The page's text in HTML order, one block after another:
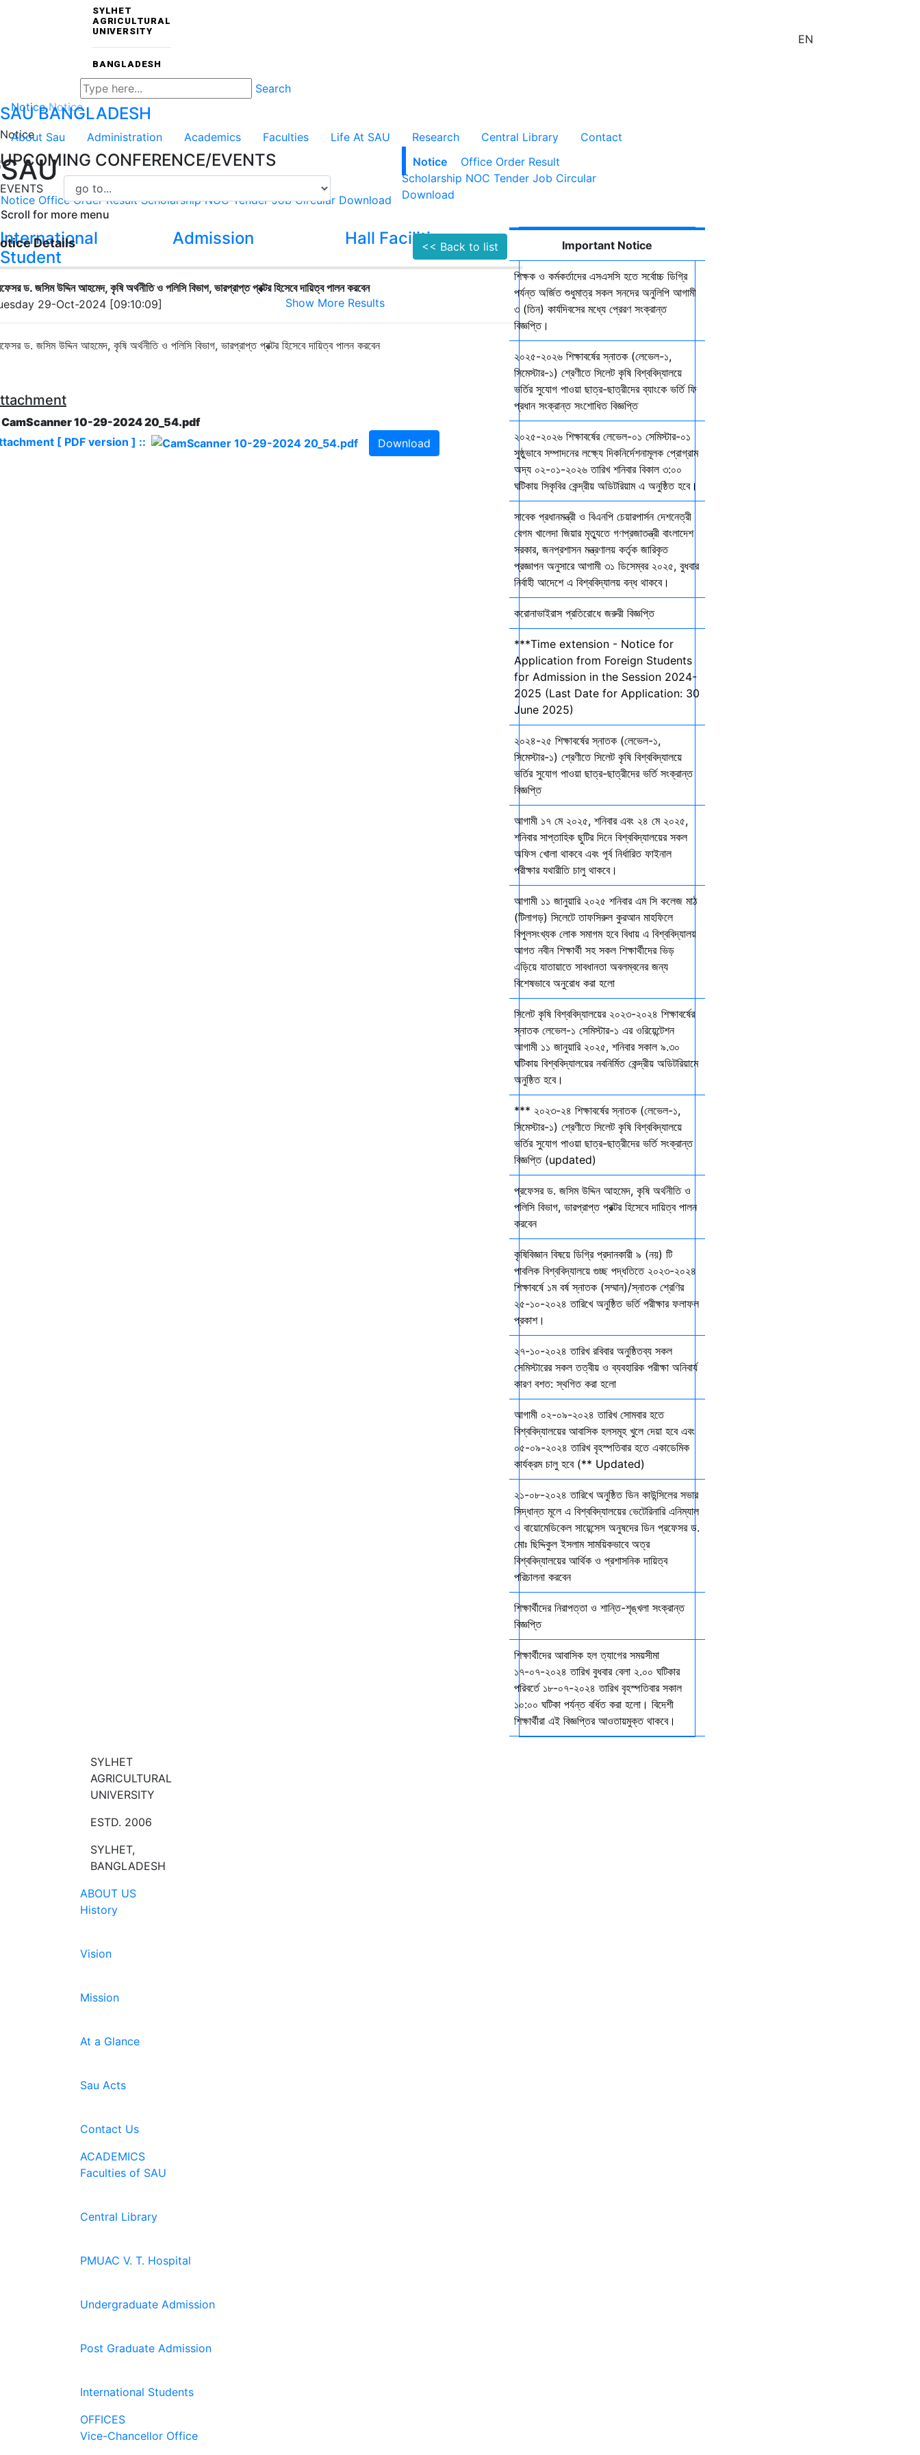
SYLHET
AGRICULTURAL
UNIVERSITY
BANGLADESH
EN
Search
SAUBANGLADESH
About Sau Administration Academics Faculties Life At SAU Research Central Library Contact
UPCOMING CONFERENCE/EVENTS
EVENTS
International
Student
Admission Hall Facilities Campus Facilities
Show More Results
Notice Notice
Notice
SAU
Notice Office Order Result Scholarship NOC Tender Job Circular Download
Scroll for more menu
Notice Office Order Result
Scholarship NOC Tender Job Circular
Download
Details << Back to list
ড. জসিম উদ্দিন আহমেদ, কৃষি অর্থনীতি ও পলিসি বিভাগ, ভারপ্রাপ্ত প্রক্টর হিসেবে দায়িত্ব পালন করবেন
29-Oct-2024 [09:10:09]
ড. জসিম উদ্দিন আহমেদ, কৃষি অর্থনীতি ও পলিসি বিভাগ, ভারপ্রাপ্ত প্রক্টর হিসেবে দায়িত্ব পালন করবেন
CamScanner 10-29-2024 20_54.pdf
[ PDF version ] ::
Download
Important Notice
শিক্ষক ও কর্মকর্তাদের এসএসসি হতে সর্বোচ্চ ডিগ্রি
পর্যন্ত অর্জিত শুধুমাত্র সকল সনদের অনুলিপি আগামী
৩ (তিন) কার্যদিবসের মধ্যে প্রেরণ সংক্রান্ত
বিজ্ঞপ্তি।
২০২৫-২০২৬ শিক্ষাবর্ষের স্নাতক (লেভেল-১,
সিমেস্টার-১) শ্রেণীতে সিলেট কৃষি বিশ্ববিদ্যালয়ে
ভর্তির সুযোগ পাওয়া ছাত্র-ছাত্রীদের ব্যাংকে ভর্তি ফি
প্রধান সংক্রান্ত সংশোধিত বিজ্ঞপ্তি
২০২৫-২০২৬ শিক্ষাবর্ষের লেভেল-০১ সেমিস্টার-০১
সুষ্ঠুভাবে সম্পাদনের লক্ষ্যে দিকনির্দেশনামূলক প্রোগ্রাম
অদ্য ০২-০১-২০২৬ তারিখ শনিবার বিকাল ৩:০০
ঘটিকায় সিকৃবির কেন্দ্রীয় অডিটরিয়াম এ অনুষ্ঠিত হবে।
সাবেক প্রধানমন্ত্রী ও বিএনপি চেয়ারপার্সন দেশনেত্রী
বেগম খালেদা জিয়ার মৃত্যুতে গণপ্রজাতন্ত্রী বাংলাদেশ
সরকার, জনপ্রশাসন মন্ত্রণালয় কর্তৃক জারিকৃত
প্রজ্ঞাপন অনুসারে আগামী ৩১ ডিসেম্বর ২০২৫, বুধবার
নির্বাহী আদেশে এ বিশ্ববিদ্যালয় বন্ধ থাকবে।
করোনাভাইরাস প্রতিরোধে জরুরী বিজ্ঞপ্তি
***Time extension - Notice for
Application from Foreign Students
for Admission in the Session 2024-
2025 (Last Date for Application: 30
June 2025)
২০২৪-২৫ শিক্ষাবর্ষের স্নাতক (লেভেল-১,
সিমেস্টার-১) শ্রেণীতে সিলেট কৃষি বিশ্ববিদ্যালয়ে
ভর্তির সুযোগ পাওয়া ছাত্র-ছাত্রীদের ভর্তি সংক্রান্ত
বিজ্ঞপ্তি
আগামী ১৭ মে ২০২৫, শনিবার এবং ২৪ মে ২০২৫,
শনিবার সাপ্তাহিক ছুটির দিনে বিশ্ববিদ্যালয়ের সকল
অফিস খোলা থাকবে এবং পূর্ব নির্ধারিত ফাইনাল
পরীক্ষার যথারীতি চালু থাকবে।
আগামী ১১ জানুয়ারি ২০২৫ শনিবার এম সি কলেজ মাঠ
(টিলাগড়) সিলেটে তাফসিরুল কুরআন মাহফিলে
বিপুলসংখ্যক লোক সমাগম হবে বিধায় এ বিশ্ববিদ্যালয়
আগত নবীন শিক্ষার্থী সহ সকল শিক্ষার্থীদের ভিড়
এড়িয়ে যাতায়াতে সাবধানতা অবলম্বনের জন্য
বিশেষভাবে অনুরোধ করা হলো
সিলেট কৃষি বিশ্ববিদ্যালয়ের ২০২৩-২০২৪ শিক্ষাবর্ষের
স্নাতক লেভেল-১ সেমিস্টার-১ এর ওরিয়েন্টেশন
আগামী ১১ জানুয়ারি ২০২৫, শনিবার সকাল ৯.৩০
ঘটিকায় বিশ্ববিদ্যালয়ের নবনির্মিত কেন্দ্রীয় অডিটরিয়ামে
অনুষ্ঠিত হবে।
*** ২০২৩-২৪ শিক্ষাবর্ষের স্নাতক (লেভেল-১,
সিমেস্টার-১) শ্রেণীতে সিলেট কৃষি বিশ্ববিদ্যালয়ে
ভর্তির সুযোগ পাওয়া ছাত্র-ছাত্রীদের ভর্তি সংক্রান্ত
বিজ্ঞপ্তি (updated)
প্রফেসর ড. জসিম উদ্দিন আহমেদ, কৃষি অর্থনীতি ও
পলিসি বিভাগ, ভারপ্রাপ্ত প্রক্টর হিসেবে দায়িত্ব পালন
করবেন
কৃষিবিজ্ঞান বিষয়ে ডিগ্রি প্রদানকারী ৯ (নয়) টি
পাবলিক বিশ্ববিদ্যালয়ে গুচ্ছ পদ্ধতিতে ২০২৩-২০২৪
শিক্ষাবর্ষে ১ম বর্ষ স্নাতক (সম্মান)/স্নাতক শ্রেণির
২৫-১০-২০২৪ তারিখে অনুষ্ঠিত ভর্তি পরীক্ষার ফলাফল
প্রকাশ।
২৭-১০-২০২৪ তারিখ রবিবার অনুষ্ঠিতব্য সকল
সেমিস্টারের সকল তত্বীয় ও ব্যবহারিক পরীক্ষা অনিবার্য
কারণ বশত: স্থগিত করা হলো
আগামী ০২-০৯-২০২৪ তারিখ সোমবার হতে
বিশ্ববিদ্যালয়ের আবাসিক হলসমূহ খুলে দেয়া হবে এবং
০৫-০৯-২০২৪ তারিখ বৃহস্পতিবার হতে একাডেমিক
কার্যক্রম চালু হবে (** Updated)
২১-০৮-২০২৪ তারিখে অনুষ্ঠিত ডিন কাউন্সিলের সভার
সিদ্ধান্ত মূলে এ বিশ্ববিদ্যালয়ের ভেটেরিনারি এনিম্যাল
ও বায়োমেডিকেল সায়েন্সেস অনুষদের ডিন প্রফেসর ড.
মোঃ ছিদ্দিকুল ইসলাম সাময়িকভাবে অত্র
বিশ্ববিদ্যালয়ের আর্থিক ও প্রশাসনিক দায়িত্ব
পরিচালনা করবেন
শিক্ষার্থীদের নিরাপত্তা ও শান্তি-শৃঙ্খলা সংক্রান্ত
বিজ্ঞপ্তি
শিক্ষার্থীদের আবাসিক হল ত্যাগের সময়সীমা
১৭-০৭-২০২৪ তারিখ বুধবার বেলা ২.০০ ঘটিকার
পরিবর্তে ১৮-০৭-২০২৪ তারিখ বৃহস্পতিবার সকাল
১০:০০ ঘটিকা পর্যন্ত বর্ধিত করা হলো। বিদেশী
শিক্ষার্থীরা এই বিজ্ঞপ্তির আওতায়মুক্ত থাকবে।
SYLHET
AGRICULTURAL
UNIVERSITY
ESTD. 2006
SYLHET,
BANGLADESH
ABOUT US
History
Vision
Mission
At a Glance
Sau Acts
Contact Us
ACADEMICS
Faculties of SAU
Central Library
PMUAC V. T. Hospital
Undergraduate Admission
Post Graduate Admission
International Students
OFFICES
Vice-Chancellor Office